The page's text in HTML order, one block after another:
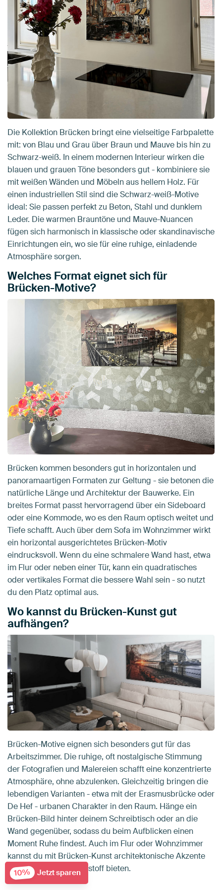
Die Kollektion Brücken bringt eine vielseitige Farbpalette
mit: von Blau und Grau über Braun und Mauve bis hin zu
Schwarz-weiß. In einem modernen Interieur wirken die
blauen und grauen Töne besonders gut - kombiniere sie
mit weißen Wänden und Möbeln aus hellem Holz. Für
einen industriellen Stil sind die Schwarz-weiß-Motive
ideal: Sie passen perfekt zu Beton, Stahl und dunklem
Leder. Die warmen Brauntöne und Mauve-Nuancen
fügen sich harmonisch in klassische oder skandinavische
Einrichtungen ein, wo sie für eine ruhige, einladende
Atmosphäre sorgen.
Welches Format eignet sich für
Brücken-Motive?
Brücken kommen besonders gut in horizontalen und
panoramaartigen Formaten zur Geltung - sie betonen die
natürliche Länge und Architektur der Bauwerke. Ein
breites Format passt hervorragend über ein Sideboard
oder eine Kommode, wo es den Raum optisch weitet und
Tiefe schafft. Auch über dem Sofa im Wohnzimmer wirkt
ein horizontal ausgerichtetes Brücken-Motiv
eindrucksvoll. Wenn du eine schmalere Wand hast, etwa
im Flur oder neben einer Tür, kann ein quadratisches
oder vertikales Format die bessere Wahl sein - so nutzt
du den Platz optimal aus.
Wo kannst du Brücken-Kunst gut
aufhängen?
Brücken-Motive eignen sich besonders gut für das
Arbeitszimmer. Die ruhige, oft nostalgische Stimmung
der Fotografien und Malereien schafft eine konzentrierte
Atmosphäre, ohne abzulenken. Gleichzeitig bringen die
lebendigen Varianten - etwa mit der Erasmusbrücke oder
De Hef - urbanen Charakter in den Raum. Hänge ein
Brücken-Bild hinter deinem Schreibtisch oder an die
Wand gegenüber, sodass du beim Aufblicken einen
Moment Ruhe findest. Auch im Flur oder Wohnzimmer
kannst du mit Brücken-Kunst architektonische Akzente
setzen, die Gesprächsstoff bieten.
10% Jetzt sparen